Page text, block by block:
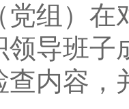
）在
导班子
内容，